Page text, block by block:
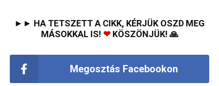
►► HA TETSZETT A CIKK, KÉRJÜK OSZD MEG
MÁSOKKAL IS! ❤KÖSZÖNJÜK! 🙏
Megosztás Facebookon